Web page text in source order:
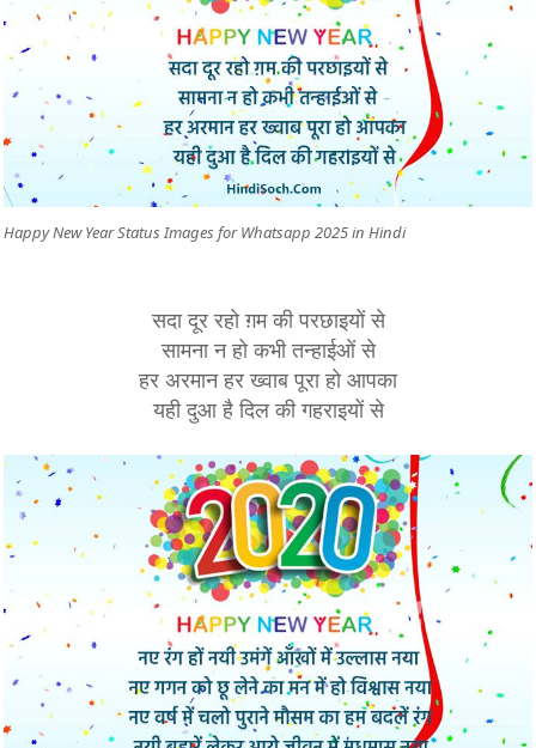
Happy New Year Status Images for Whatsapp 2025 in Hindi
सदा दूर रहो ग़म की परछाइयों से
सामना न हो कभी तन्हाईओं से
हर अरमान हर ख्वाब पूरा हो आपका
यही दुआ है दिल की गहराइयों से